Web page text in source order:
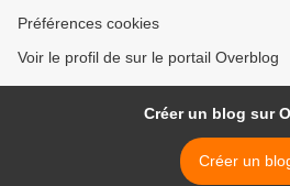
Préférences cookies
Voir le profil de sur le portail Overblog
Créer un blog sur
Créer un